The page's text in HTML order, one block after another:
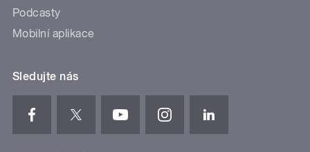
Podcasty
Mobilní aplikace
Sledujte nás